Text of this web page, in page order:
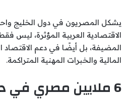
يشكل المصريون في دول الخليج
الاقتصادية العربية المؤثرة، ليس
المضيفة، بل أيضًا في دعم الاقتصاد
المالية والخبرات المهنية المتراكمة.
6 ملايين مصري في دول الخليج